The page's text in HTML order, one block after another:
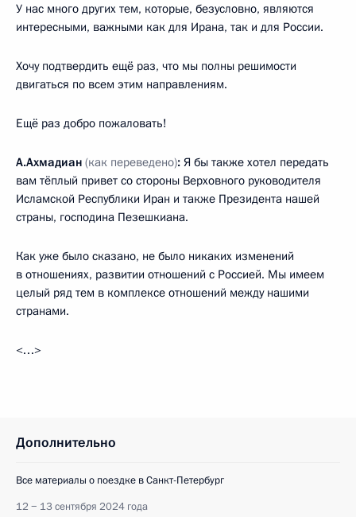
У нас много других тем, которые, безусловно, являются
интересными, важными как для Ирана, так и для России.
Хочу подтвердить ещё раз, что мы полны решимости
двигаться по всем этим направлениям.
Ещё раз добро пожаловать!
А.Ахмадиан (как переведено): Я бы также хотел передать
вам тёплый привет со стороны Верховного руководителя
Исламской Республики Иран и также Президента нашей
страны, господина Пезешкиана.
Как уже было сказано, не было никаких изменений
в отношениях, развитии отношений с Россией. Мы имеем
целый ряд тем в комплексе отношений между нашими
странами.
<…>
Дополнительно
Все материалы о поездке в Санкт-Петербург
12 − 13 сентября 2024 года